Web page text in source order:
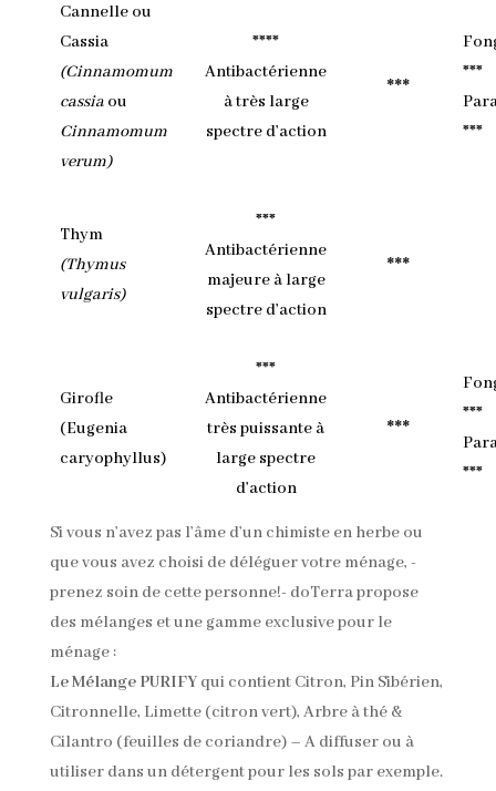
Cannelle ou
Cassia
(Cinnamomum
cassia ou
Cinnamomum
verum)
****
Antibactérienne
à très large
spectre d’action
***
***
***
Thym
(Thymus
vulgaris)
***
Antibactérienne
majeure à large
spectre d’action
***
Girofle
(Eugenia
caryophyllus)
***
Antibactérienne
très puissante à
large spectre
d’action
***
***
***
Si vous n’avez pas l’âme d’un chimiste en herbe ou
que vous avez choisi de déléguer votre ménage, -
prenez soin de cette personne!- doTerra propose
des mélanges et une gamme exclusive pour le
ménage :
Le Mélange PURIFYqui contient Citron, Pin Sibérien,
Citronnelle, Limette (citron vert), Arbre à thé &
Cilantro (feuilles de coriandre) – A diffuser ou à
utiliser dans un détergent pour les sols par exemple.